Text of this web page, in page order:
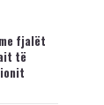
fjalët
të